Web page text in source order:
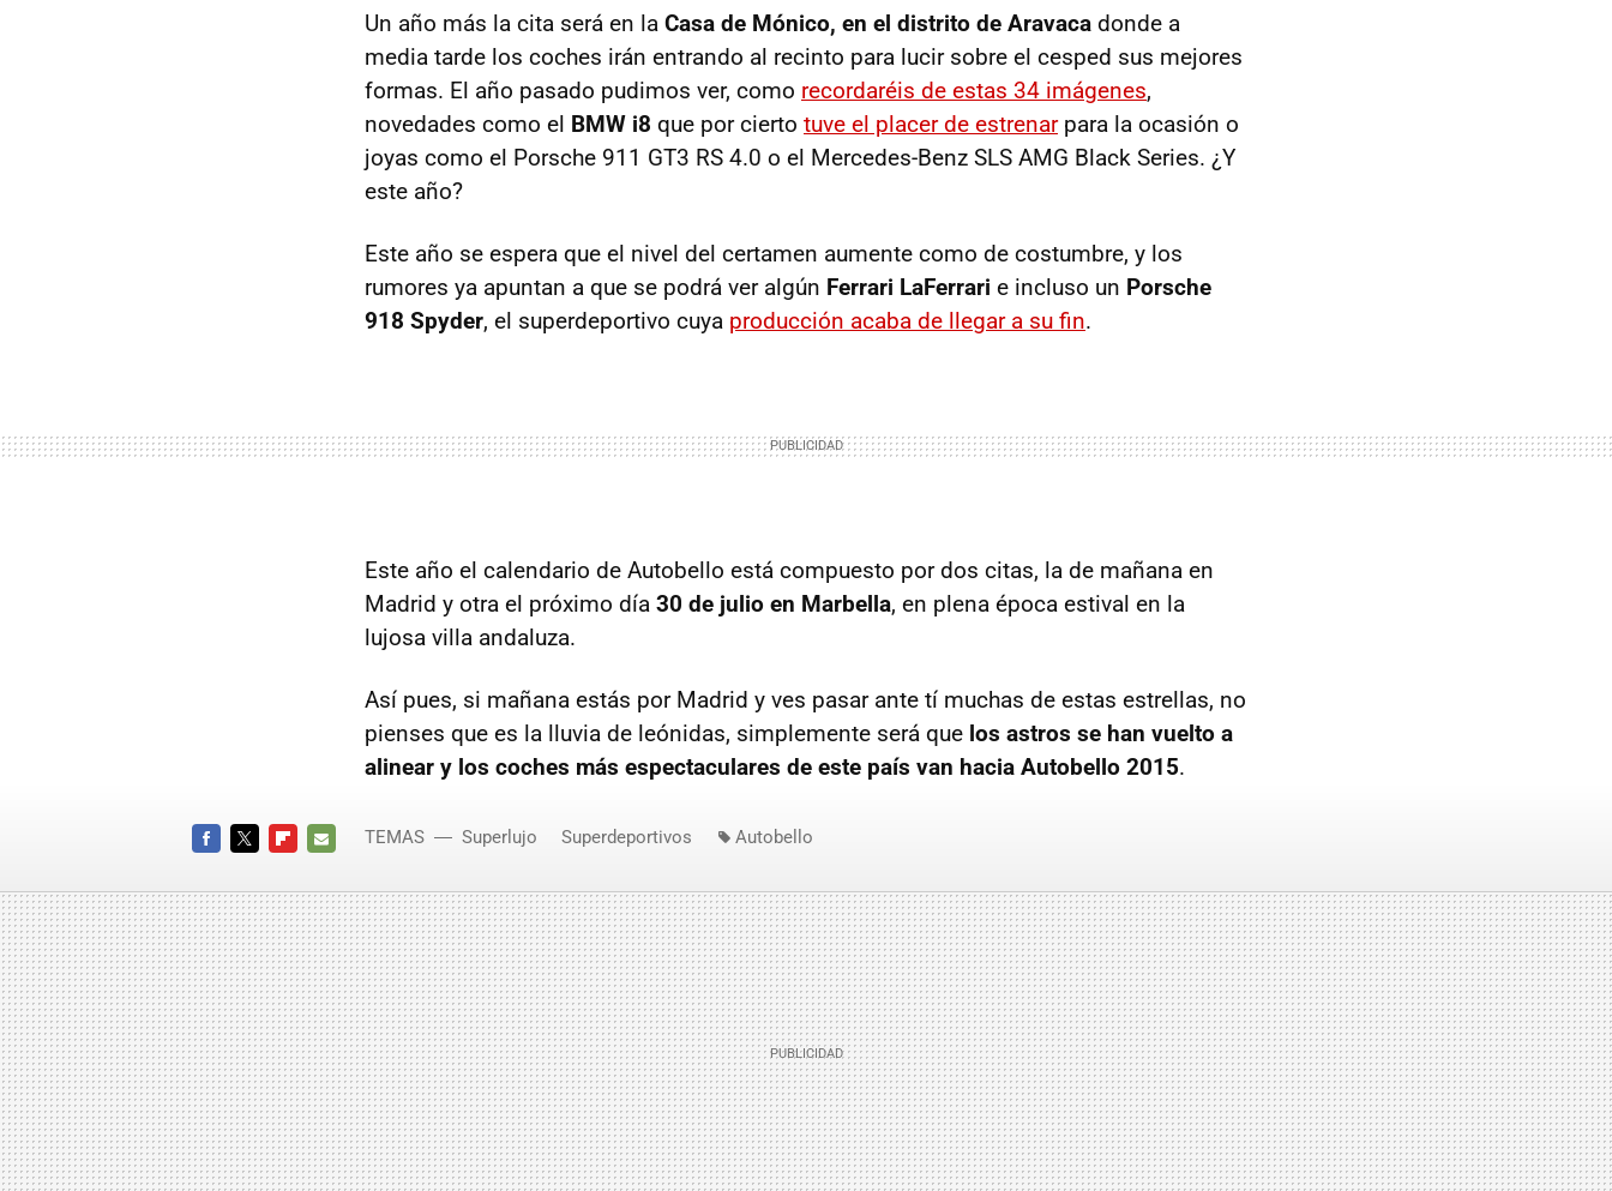
Un año más la cita será en la Casa de Mónico, en el distrito de Aravaca donde a
media tarde los coches irán entrando al recinto para lucir sobre el cesped sus mejores
formas. El año pasado pudimos ver, como recordaréis de estas 34 imágenes,
novedades como el BMW i8 que por cierto tuve el placer de estrenarpara la ocasión o
joyas como el Porsche 911 GT3 RS 4.0 o el Mercedes-Benz SLS AMG Black Series. ¿Y
este año?
Este año se espera que el nivel del certamen aumente como de costumbre, y los
rumores ya apuntan a que se podrá ver algún Ferrari LaFerrari e incluso un Porsche
918 Spyder, el superdeportivo cuya producción acaba de llegar a su fin.
Este año el calendario de Autobello está compuesto por dos citas, la de mañana en
Madrid y otra el próximo día 30 de julio en Marbella, en plena época estival en la
lujosa villa andaluza.
Así pues, si mañana estás por Madrid y ves pasar ante tí muchas de estas estrellas, no
pienses que es la lluvia de leónidas, simplemente será que los astros se han vuelto a
alinear y los coches más espectaculares de este país van hacia Autobello 2015.
MAIL
TEMAS Superlujo Superdeportivos Autobello